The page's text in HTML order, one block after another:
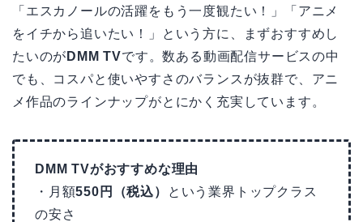
「エスカノールの活躍をもう一度観たい！」「アニメ
をイチから追いたい！」という方に、まずおすすめし
たいのが DMM TVです。数ある動画配信サービスの中
でも、コスパと使いやすさのバランスが抜群で、アニ
メ作品のラインナップがとにかく充実しています。
DMM TVがおすすめな理由
・月額550円（税込）
という業界トップクラス
の安さ